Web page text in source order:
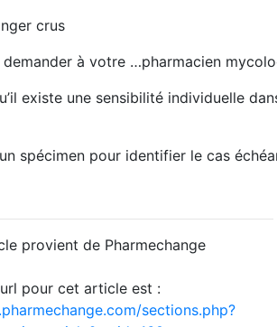
crus
à votre …pharmacien
existe une sensibilité individuelle
spécimen pour identifier le cas
provient de Pharmechange
pour cet article est :
sections.php?